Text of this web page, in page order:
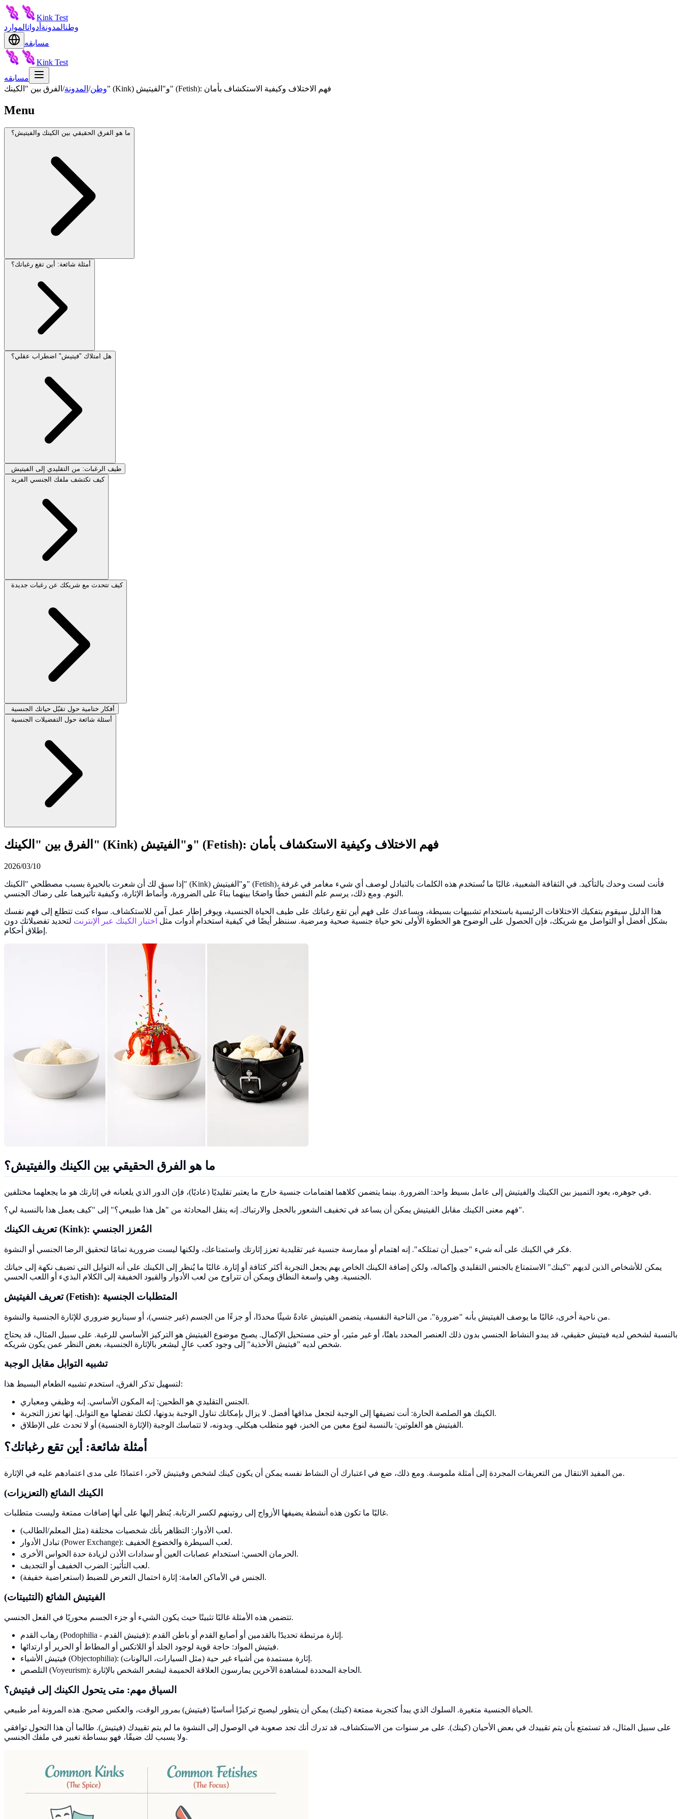
Kink Test
وطنالمدونة أدواتالموارد
مسابقه
Kink Test
مسابقه
وطن/ المدونة/ الفرق بين "الكينك" (Kink) و"الفيتيش" (Fetish): فهم الاختلاف وكيفية الاستكشاف بأمان
Menu
ما هو الفرق الحقيقي بين الكينك والفيتيش؟
أمثلة شائعة: أين تقع رغباتك؟
هل امتلاك "فيتيش" اضطراب عقلي؟
طيف الرغبات: من التقليدي إلى الفيتيش
كيف تكتشف ملفك الجنسي الفريد
كيف تتحدث مع شريكك عن رغبات جديدة
أفكار ختامية حول تقبّل حياتك الجنسية
أسئلة شائعة حول التفضيلات الجنسية
الفرق بين "الكينك" (Kink) و"الفيتيش" (Fetish): فهم الاختلاف وكيفية الاستكشاف بأمان
2026/03/10
إذا سبق لك أن شعرت بالحيرة بسبب مصطلحي "الكينك" (Kink) و"الفيتيش" (Fetish)، فأنت لست وحدك بالتأكيد. في الثقافة الشعبية، غالبًا ما تُستخدم هذه الكلمات بالتبادل لوصف أي شيء مغامر في غرفة
النوم. ومع ذلك، يرسم علم النفس خطًا واضحًا بينهما بناءً على الضرورة، وأنماط الإثارة، وكيفية تأثيرهما على رضاك الجنسي.
هذا الدليل سيقوم بتفكيك الاختلافات الرئيسية باستخدام تشبيهات بسيطة، ويساعدك على فهم أين تقع رغباتك على طيف الحياة الجنسية، ويوفر إطار عمل آمن للاستكشاف. سواء كنت تتطلع إلى فهم نفسك
بشكل أفضل أو التواصل مع شريكك، فإن الحصول على الوضوح هو الخطوة الأولى نحو حياة جنسية صحية ومرضية. سننظر أيضًا في كيفية استخدام أدوات مثل اختبار الكينك عبر الإنترنت لتحديد تفضيلاتك دون
إطلاق أحكام.
ما هو الفرق الحقيقي بين الكينك والفيتيش؟
في جوهره، يعود التمييز بين الكينك والفيتيش إلى عامل بسيط واحد: الضرورة. بينما يتضمن كلاهما اهتمامات جنسية خارج ما يعتبر تقليديًا (عاديًا)، فإن الدور الذي يلعبانه في إثارتك هو ما يجعلهما مختلفين.
فهم معنى الكينك مقابل الفيتيش يمكن أن يساعد في تخفيف الشعور بالخجل والارتباك. إنه ينقل المحادثة من "هل هذا طبيعي؟" إلى "كيف يعمل هذا بالنسبة لي؟".
تعريف الكينك (Kink): المُعزز الجنسي
فكر في الكينك على أنه شيء "جميل أن تمتلكه". إنه اهتمام أو ممارسة جنسية غير تقليدية تعزز إثارتك واستمتاعك، ولكنها ليست ضرورية تمامًا لتحقيق الرضا الجنسي أو النشوة.
يمكن للأشخاص الذين لديهم "كينك" الاستمتاع بالجنس التقليدي وإكماله، ولكن إضافة الكينك الخاص بهم يجعل التجربة أكثر كثافة أو إثارة. غالبًا ما يُنظر إلى الكينك على أنه التوابل التي تضيف نكهة إلى حياتك
الجنسية. وهي واسعة النطاق ويمكن أن تتراوح من لعب الأدوار والقيود الخفيفة إلى الكلام البذيء أو اللعب الحسي.
تعريف الفيتيش (Fetish): المتطلبات الجنسية
من ناحية أخرى، غالبًا ما يوصف الفيتيش بأنه "ضرورة". من الناحية النفسية، يتضمن الفيتيش عادةً شيئًا محددًا، أو جزءًا من الجسم (غير جنسي)، أو سيناريو ضروري للإثارة الجنسية والنشوة.
بالنسبة لشخص لديه فيتيش حقيقي، قد يبدو النشاط الجنسي بدون ذلك العنصر المحدد باهتًا، أو غير مثير، أو حتى مستحيل الإكمال. يصبح موضوع الفيتيش هو التركيز الأساسي للرغبة. على سبيل المثال، قد يحتاج
شخص لديه "فيتيش الأحذية" إلى وجود كعب عالٍ ليشعر بالإثارة الجنسية، بغض النظر عمن يكون شريكه.
تشبيه التوابل مقابل الوجبة
لتسهيل تذكر الفرق، استخدم تشبيه الطعام البسيط هذا:
الجنس التقليدي هو الطحين: إنه المكون الأساسي. إنه وظيفي ومعياري.
الكينك هو الصلصة الحارة: أنت تضيفها إلى الوجبة لتجعل مذاقها أفضل. لا يزال بإمكانك تناول الوجبة بدونها، لكنك تفضلها مع التوابل. إنها تعزز التجربة.
الفيتيش هو الغلوتين: بالنسبة لنوع معين من الخبز، فهو متطلب هيكلي. وبدونه، لا تتماسك الوجبة (الإثارة الجنسية) أو لا تحدث على الإطلاق.
أمثلة شائعة: أين تقع رغباتك؟
من المفيد الانتقال من التعريفات المجردة إلى أمثلة ملموسة. ومع ذلك، ضع في اعتبارك أن النشاط نفسه يمكن أن يكون كينك لشخص وفيتيش لآخر، اعتمادًا على مدى اعتمادهم عليه في الإثارة.
الكينك الشائع (التعزيزات)
غالبًا ما تكون هذه أنشطة يضيفها الأزواج إلى روتينهم لكسر الرتابة. يُنظر إليها على أنها إضافات ممتعة وليست متطلبات.
لعب الأدوار: التظاهر بأنك شخصيات مختلفة (مثل المعلم/الطالب).
تبادل الأدوار (Power Exchange): لعب السيطرة والخضوع الخفيف.
الحرمان الحسي: استخدام عصابات العين أو سدادات الأذن لزيادة حدة الحواس الأخرى.
لعب التأثير: الضرب الخفيف أو التجديف.
الجنس في الأماكن العامة: إثارة احتمال التعرض للضبط (استعراضية خفيفة).
الفيتيش الشائع (التثبيتات)
تتضمن هذه الأمثلة غالبًا تثبيتًا حيث يكون الشيء أو جزء الجسم محوريًا في الفعل الجنسي.
رهاب القدم (Podophilia - فيتيش القدم): إثارة مرتبطة تحديدًا بالقدمين أو أصابع القدم أو باطن القدم.
فيتيش المواد: حاجة قوية لوجود الجلد أو اللاتكس أو المطاط أو الحرير أو ارتدائها.
فيتيش الأشياء (Objectophilia): إثارة مستمدة من أشياء غير حية (مثل السيارات، البالونات).
التلصص (Voyeurism): الحاجة المحددة لمشاهدة الآخرين يمارسون العلاقة الحميمة ليشعر الشخص بالإثارة.
السياق مهم: متى يتحول الكينك إلى فيتيش؟
الحياة الجنسية متغيرة. السلوك الذي يبدأ كتجربة ممتعة (كينك) يمكن أن يتطور ليصبح تركيزًا أساسيًا (فيتيش) بمرور الوقت، والعكس صحيح. هذه المرونة أمر طبيعي.
على سبيل المثال، قد تستمتع بأن يتم تقييدك في بعض الأحيان (كينك). على مر سنوات من الاستكشاف، قد تدرك أنك تجد صعوبة في الوصول إلى النشوة ما لم يتم تقييدك (فيتيش). طالما أن هذا التحول توافقي
ولا يسبب لك ضيقًا، فهو ببساطة تغيير في ملفك الجنسي.